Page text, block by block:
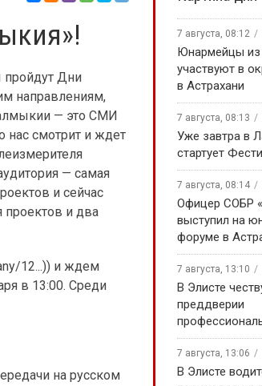
пройдут Дни
направлениям,
— это СМИ
нас смотрит и ждет
— самая
и сейчас
и два
12...)) и ждем
в 13:00. Среди
на русском
7 августа, 08:12
Юнармейцы из
участвуют в
в Астрахани
7 августа, 08:13
Уже завтра в
стартует
7 августа, 08:14
Офицер СОБР
выступил на
форуме в
7 августа, 13:10
В Элисте
преддверии
7 августа, 13:06
В Элисте